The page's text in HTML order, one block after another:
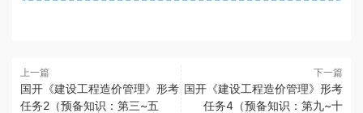
上一篇
国开《建设工程造价管理》形考
任务2（预备知识：第三~五
下一篇
国开《建设工程造价管理》形考
任务4（预备知识：第九~十